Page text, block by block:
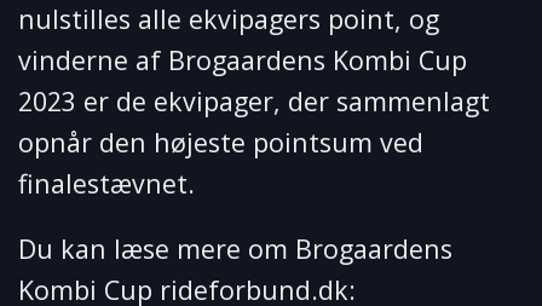
nulstilles alle ekvipagers point, og
vinderne af Brogaardens Kombi Cup
2023 er de ekvipager, der sammenlagt
opnår den højeste pointsum ved
finalestævnet.
Du kan læse mere om Brogaardens
Kombi Cup rideforbund.dk: